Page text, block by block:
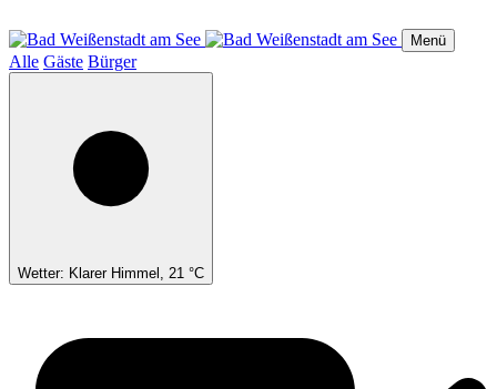
zum
Inhalt
Menü
Alle Gäste Bürger
Wetter: Klarer Himmel, 21 °C